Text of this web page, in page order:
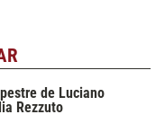
de Luciano
Rezzuto